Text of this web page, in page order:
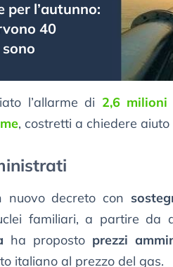
per l’autunno:
40
l’allarme di 2,6
, costretti a chiedere
decreto con
familiari, a partire da
ha proposto prezzi
italiano al prezzo del gas.